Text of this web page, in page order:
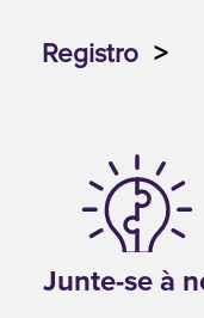
Registro >
Junte-se à